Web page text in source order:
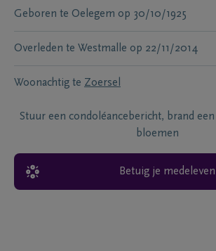
Geboren te Oelegem op 30/10/1925
Overleden te Westmalle op 22/11/2014
Woonachtig te Zoersel
Stuur een condoléancebericht, brand een
bloemen
Betuig je medeleven